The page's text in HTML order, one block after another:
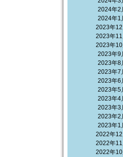
2024年2
2024年1
2023年12
2023年11
2023年10
2023年9
2023年8
2023年7
2023年6
2023年5
2023年4
2023年3
2023年2
2023年1
2022年12
2022年11
2022年10